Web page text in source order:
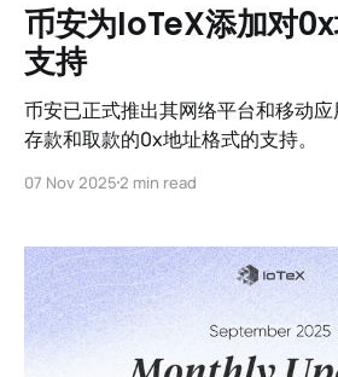
币安为IoTeX添加对
支持
币安已正式推出其网络平台和移动应
存款和取款的0x地址格式的支持。
07 Nov 20252 min read